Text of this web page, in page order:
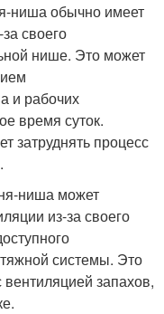
ниша обычно имеет
своего
нише. Это может
и рабочих
время суток.
затруднять процесс
ниша может
из-за своего
системы. Это
запахов,